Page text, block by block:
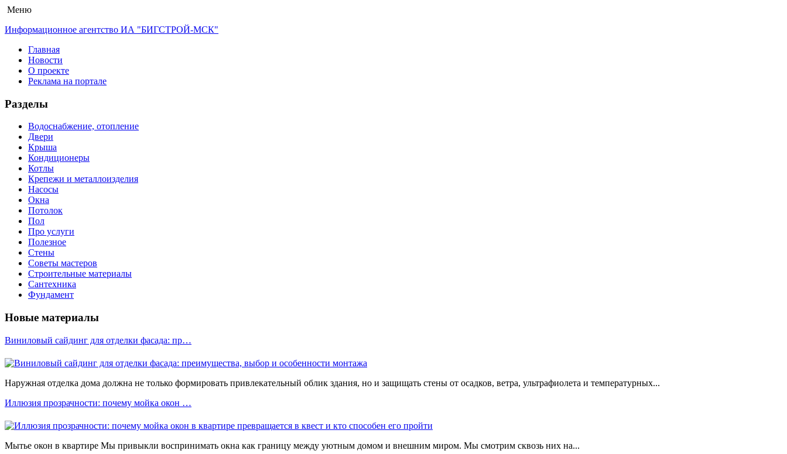
Меню
Информационное агентство ИА "БИГСТРОЙ-МСК"
Главная
Новости
О проекте
Реклама на портале
Разделы
Водоснабжение, отопление
Двери
Крыша
Кондиционеры
Котлы
Крепежи и металлоизделия
Насосы
Окна
Потолок
Пол
Про услуги
Полезное
Стены
Советы мастеров
Строительные материалы
Сантехника
Фундамент
Новые материалы
Виниловый сайдинг для отделки фасада: пр…
Наружная отделка дома должна не только формировать привлекательный облик здания, но и защищать стены от осадков, ветра, ультрафиолета и температурных...
Иллюзия прозрачности: почему мойка окон …
Мытье окон в квартире Мы привыкли воспринимать окна как границу между уютным домом и внешним миром. Мы смотрим сквозь них на...